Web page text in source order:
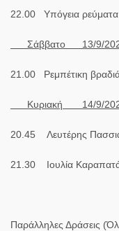
22.00 Υπόγεια ρεύματα
Σάββατο 13/9/
21.00 Ρεμπέτικη
Κυριακή 14/9/
20.45 Λευτέρης
21.30 Ιουλία
Παράλληλες Δράσεις